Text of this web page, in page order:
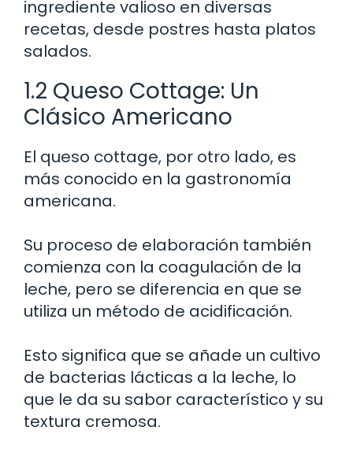
ingrediente valioso en diversas
recetas, desde postres hasta platos
salados.
1.2 Queso Cottage: Un
Clásico Americano
El queso cottage, por otro lado, es
más conocido en la gastronomía
americana.
Su proceso de elaboración también
comienza con la coagulación de la
leche, pero se diferencia en que se
utiliza un método de acidificación.
Esto significa que se añade un cultivo
de bacterias lácticas a la leche, lo
que le da su sabor característico y su
textura cremosa.